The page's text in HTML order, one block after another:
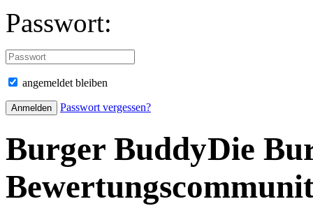
Passwort:
angemeldet bleiben
Passwort vergessen?
Burger BuddyDie